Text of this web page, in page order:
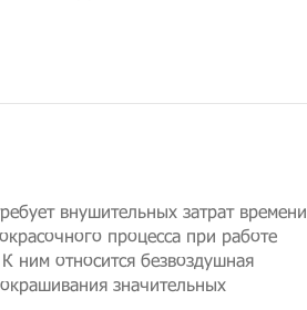
внушительных затрат времени
процесса при работе
ним относится безвоздушная
значительных